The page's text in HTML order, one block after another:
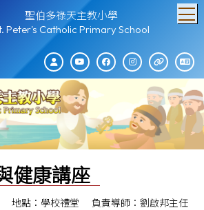
聖伯多祿天主教小學
Peter's Catholic Primary School
健康講座
地點：學校禮堂
負責導師：劉啟邦主任